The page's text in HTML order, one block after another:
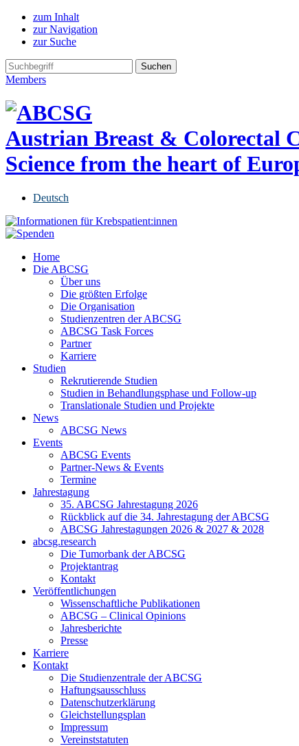
zum Inhalt
zur Navigation
zur Suche
Members
Austrian Breast & Colorectal
Science from the heart of
Deutsch
Home
Die ABCSG
Über uns
Die größten Erfolge
Die Organisation
Studienzentren der ABCSG
ABCSG Task Forces
Partner
Karriere
Studien
Rekrutierende Studien
Studien in Behandlungsphase und Follow-up
Translationale Studien und Projekte
News
ABCSG News
Events
ABCSG Events
Partner-News & Events
Termine
Jahrestagung
35. ABCSG Jahrestagung 2026
Rückblick auf die 34. Jahrestagung der ABCSG
ABCSG Jahrestagungen 2026 & 2027 & 2028
abcsg.research
Die Tumorbank der ABCSG
Projektantrag
Kontakt
Veröffentlichungen
Wissenschaftliche Publikationen
ABCSG – Clinical Opinions
Jahresberichte
Presse
Karriere
Kontakt
Die Studienzentrale der ABCSG
Haftungsausschluss
Datenschutzerklärung
Gleichstellungsplan
Impressum
Vereinststatuten